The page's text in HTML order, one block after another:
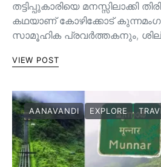
തട്ടിപ്പുകാരിയെ മനസ്സിലാക്കി
കഥയാണ് കോഴിക്കോട്
സാമൂഹിക പ്രവർത്തകനും,
VIEW POST
AANAVANDI EXPLORE